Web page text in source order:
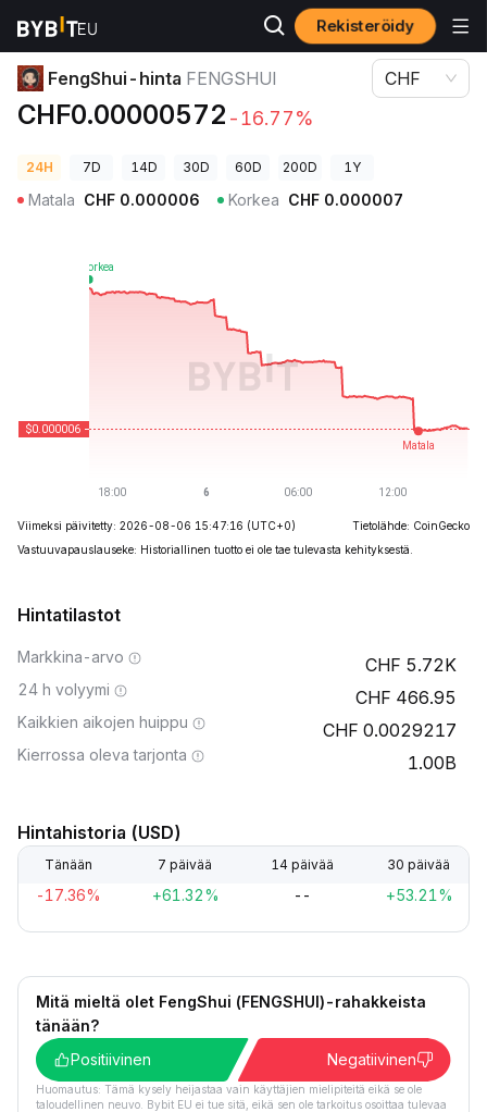
Rekisteröidy
Kryptohinnat FengShui-hinta FENGSHUI
FengShui-hinta FENGSHUI
CHF0.00000572 -16.77%
CHF
24H 7D 14D 30D 60D 200D 1Y
Matala CHF 0.000006 Korkea CHF 0.000007
Viimeksi päivitetty: 2026-08-06 15:47:16 (UTC+0)
Tietolähde: CoinGecko
Vastuuvapauslauseke: Historiallinen tuotto ei ole tae tulevasta kehityksestä.
Hintatilastot
Markkina-arvo 5.72K
24 h volyymi 466.95
Kaikkien aikojen huippu 0.0029217
Kierrossa oleva tarjonta 1.00B
Hintahistoria (USD)
Tänään 7 päivää 14 päivää 30 päivää
-17.36% +61.32% -- +53.21%
Mitä mieltä olet FengShui (FENGSHUI)-rahakkeista
tänään?
Positiivinen
Negatiivinen
Huomautus: Tämä kysely heijastaa vain käyttäjien mielipiteitä eikä se ole
taloudellinen neuvo. Bybit EU ei tue sitä, eikä sen ole tarkoitus osoittaa tulevaa